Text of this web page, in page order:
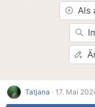
Als
Tatjana · 17. Mai